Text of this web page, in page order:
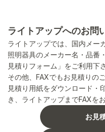
ライトアップへのお問
ライトアップでは、国内メー
照明器具のメーカー名・品番
見積りフォーム」をご利用下
その他、FAXでもお見積りの
見積り用紙をダウンロード・
き、ライトアップまでFAXを
お見